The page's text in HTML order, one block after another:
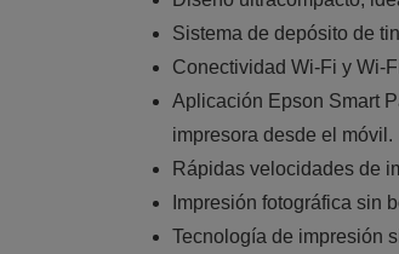
Sistema de depósito de
Conectividad Wi-Fi y Wi-
Aplicación Epson Smart
impresora desde el móvil.
Rápidas velocidades de
Impresión fotográfica sin
Tecnología de impresión